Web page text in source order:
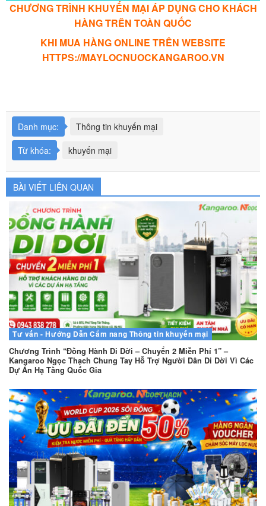
CHƯƠNG TRÌNH KHUYẾN MẠI ÁP DỤNG CHO KHÁCH
HÀNG TRÊN TOÀN QUỐC
KHI MUA HÀNG ONLINE TRÊN WEBSITE
HTTPS://MAYLOCNUOCKANGAROO.VN
Danh mục:
Thông tin khuyến mại
Từ khóa:
khuyến mại
BÀI VIẾT LIÊN QUAN
Tư vấn - Hướng Dẫn Cẩm nang Thông tin khuyến mại
Chương Trình “Đồng Hành Di Dời – Chuyển 2 Miễn Phí 1” –
Kangaroo Ngọc Thạch Chung Tay Hỗ Trợ Người Dân Di Dời Vì Các
Dự Án Hạ Tầng Quốc Gia